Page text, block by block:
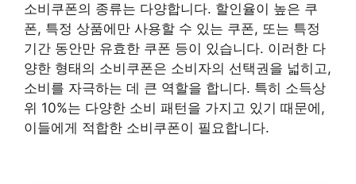
소비쿠폰의 종류는 다양합니다. 할인율이 높은 쿠
폰, 특정 상품에만 사용할 수 있는 쿠폰, 또는 특정
기간 동안만 유효한 쿠폰 등이 있습니다. 이러한 다
양한 형태의 소비쿠폰은 소비자의 선택권을 넓히고,
소비를 자극하는 데 큰 역할을 합니다. 특히 소득상
위 10%는 다양한 소비 패턴을 가지고 있기 때문에,
이들에게 적합한 소비쿠폰이 필요합니다.